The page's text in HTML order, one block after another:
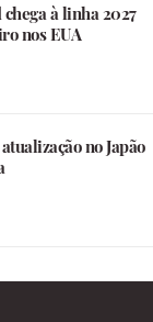
à linha 2027
nos EUA
no Japão